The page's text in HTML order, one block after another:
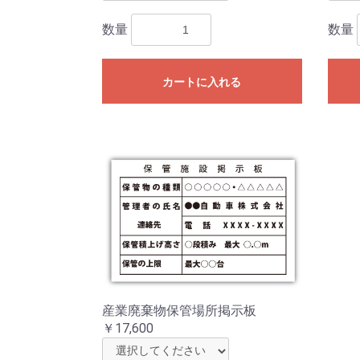
数量
カートに入れる
数量
産業廃棄物保管場所掲示板
￥17,600